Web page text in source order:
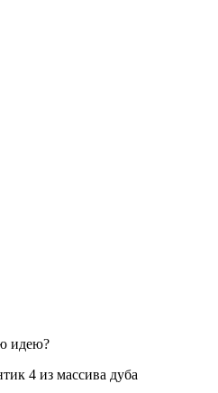
4 из массива дуба